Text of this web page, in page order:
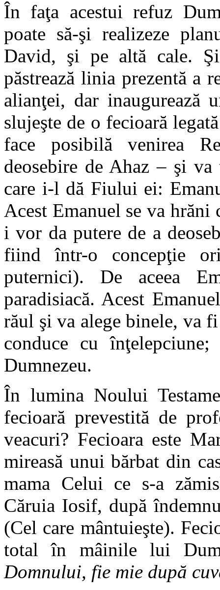
În faţa acestui refuz
poate să-şi realizeze
David, şi pe altă cale.
păstrează linia prezentă a
alianţei, dar inaugurează
slujeşte de o fecioară
face posibilă venirea
deosebire de Ahaz – şi
care i-l dă Fiului ei:
Acest Emanuel se va hrăni
i vor da putere de a
fiind într-o concepţie
puternici). De aceea
paradisiacă. Acest
răul şi va alege binele, va
conduce cu
Dumnezeu.
În lumina Noului
fecioară prevestită de
veacuri? Fecioara este
mireasă unui bărbat din
mama Celui ce s-a
Căruia Iosif, după
(Cel care mântuieşte).
total în mâinile lui
Domnului, fie mie după